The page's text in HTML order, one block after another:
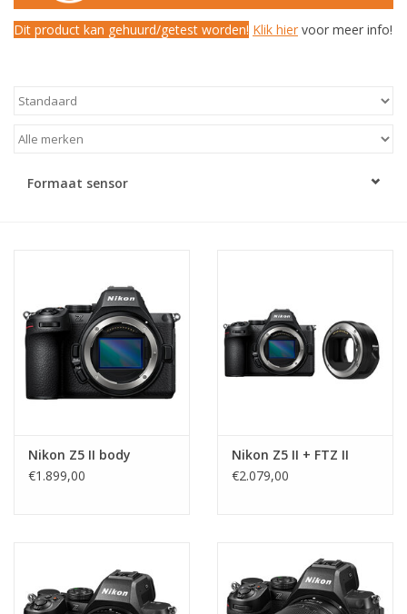
Dit product kan gehuurd/getest worden! Klik hier voor meer info!
Formaat sensor
Nikon Z5 II body
€1.899,00
Nikon Z5 II + FTZ II
€2.079,00